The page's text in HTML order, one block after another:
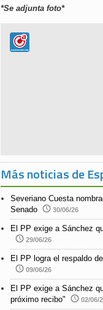
*Se adjunta foto*
Más noticias de
Severiano Cuesta
Senado
30/06/26
El PP exige a Sánchez
29/06/26
El PP logra el respaldo
09/06/26
El PP exige a Sánchez
próximo recibo"
02/06/